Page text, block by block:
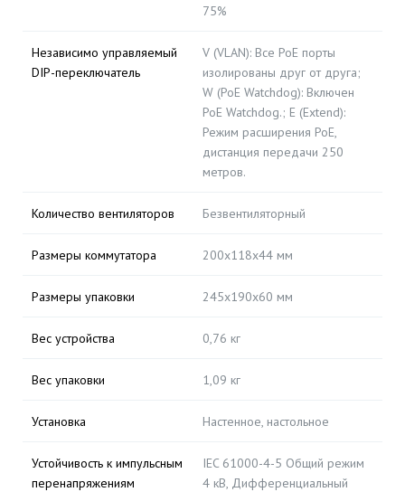
75%
Независимо управляемый
DIP-переключатель
V (VLAN): Все PoE порты
изолированы друг от друга;
W (PoE Watchdog): Включен
PoE Watchdog.; E (Extend):
Режим расширения PoE,
дистанция передачи 250
метров.
Количество вентиляторов Безвентиляторный
Размеры коммутатора 200x118x44 мм
Размеры упаковки 245x190x60 мм
Вес устройства 0,76 кг
Вес упаковки 1,09 кг
Установка Настенное, настольное
Устойчивость к импульсным
перенапряжениям
IEC 61000-4-5 Общий режим
4 кВ, Дифференциальный